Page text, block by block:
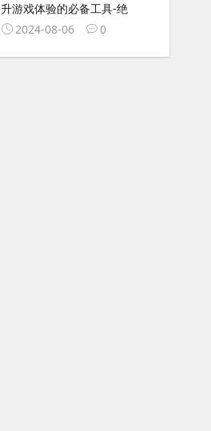
升游戏体验的必备工具-绝
2024-08-06
0